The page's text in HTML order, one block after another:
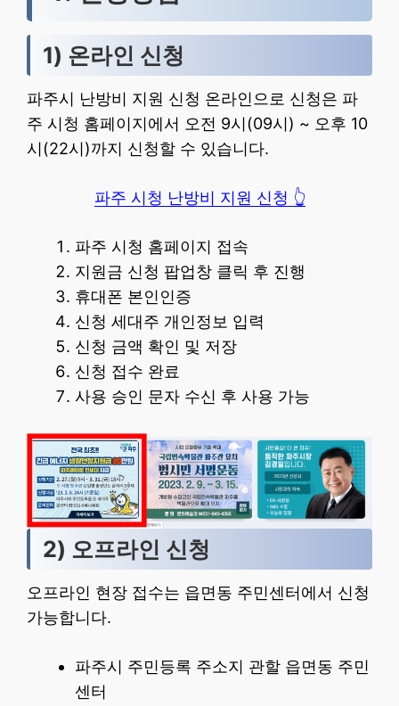
1) 온라인 신청
파주시 난방비 지원 신청 온라인으로 신청은 파
주 시청 홈페이지에서 오전 9시(09시) ~ 오후 10
시(22시)까지 신청할 수 있습니다.
파주 시청 난방비 지원 신청 👆
파주 시청 홈페이지 접속
지원금 신청 팝업창 클릭 후 진행
휴대폰 본인인증
신청 세대주 개인정보 입력
신청 금액 확인 및 저장
신청 접수 완료
사용 승인 문자 수신 후 사용 가능
2) 오프라인 신청
오프라인 현장 접수는 읍면동 주민센터에서 신청
가능합니다.
파주시 주민등록 주소지 관할 읍면동 주민
센터